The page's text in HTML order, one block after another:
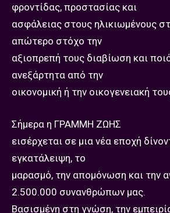
φροντίδας, προστασίας και
ασφάλειας στους ηλικιωμένους
απώτερο στόχο την
αξιοπρεπή τους διαβίωση και
ανεξάρτητα από την
οικονομική ή την οικογενειακή
Σήμερα η ΓΡΑΜΜΗ ΖΩΗΣ
εισέρχεται σε μια νέα εποχή
εγκατάλειψη, το
μαρασμό, την απομόνωση και την
2.500.000 συνανθρώπων μας.
Βασισμένη στη γνώση, την